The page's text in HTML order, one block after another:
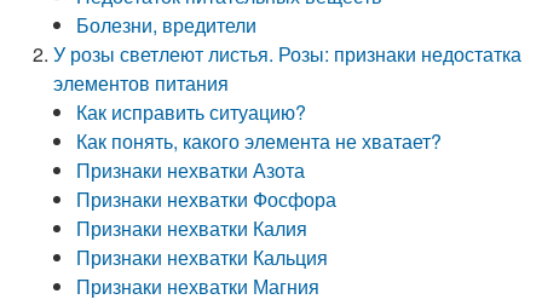
Болезни, вредители
У розы светлеют листья. Розы: признаки недостатка
элементов питания
Как исправить ситуацию?
Как понять, какого элемента не хватает?
Признаки нехватки Азота
Признаки нехватки Фосфора
Признаки нехватки Калия
Признаки нехватки Кальция
Признаки нехватки Магния